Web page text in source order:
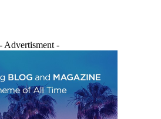
- Advertisment -